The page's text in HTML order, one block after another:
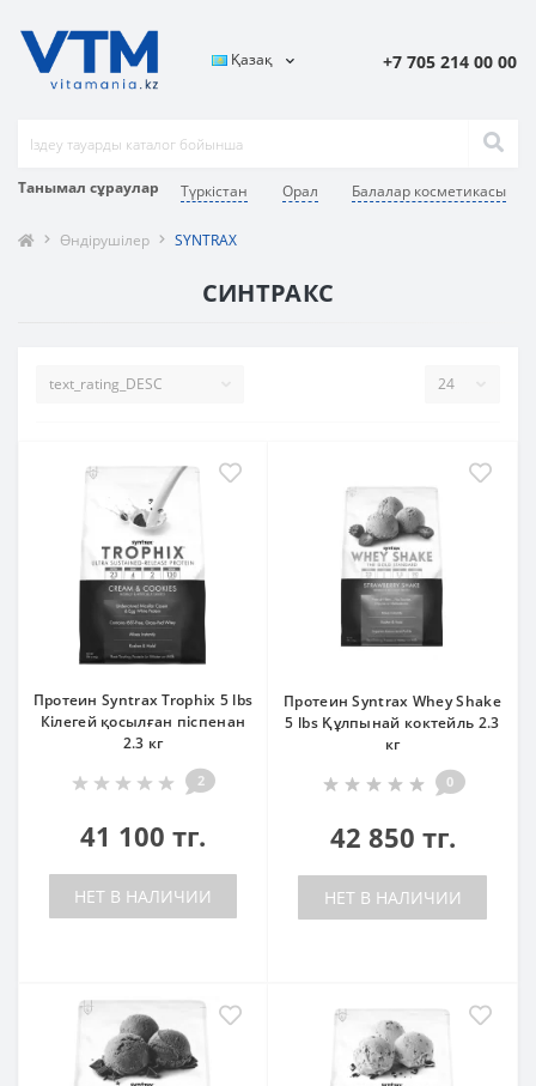
Танымал сұраулар Түркістан Орал Балалар косметикасы
Қазақ +7 705 214 00 00
Өндірушілер SYNTRAX
СИНТРАКС
Протеин Syntrax Trophix 5 lbs
Кілегей қосылған піспенан
2.3 кг
2
41 100 тг.
НЕТ В НАЛИЧИИ
Протеин Syntrax Whey Shake
5 lbs Құлпынай коктейль 2.3
кг
0
42 850 тг.
НЕТ В НАЛИЧИИ